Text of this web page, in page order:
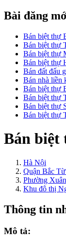
Bài đăng
Bán biệt thự
Bán biệt thự
Bán biệt thự
Bán biệt thự
Bán đất đấu
Bán nhà liền
Bán biệt thự
Bán biệt thự
Bán biệt thự
Bán biệt thự
Bán biệt
Hà Nội
Quận Bắc
Phường
Khu đô thị
Thông tin
Mô tả: